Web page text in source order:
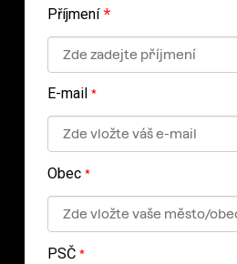
Příjmení *
E-mail*
Obec *
PSČ *